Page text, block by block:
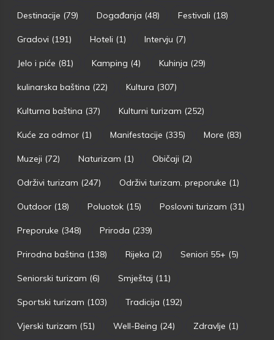
Destinacije (79) Događanja (48) Festivali (18)
Gradovi (191) Hoteli (1) Intervju (7)
Jelo i piće (81) Kamping (4) Kuhinja (29)
kulinarska baština (22) Kultura (307)
Kulturna baština (37) Kulturni turizam (252)
Kuće za odmor (1) Manifestacije (335) More (83)
Muzeji (72) Naturizam (1) Običaji (2)
Održivi turizam (247) Održivi turizam. preporuke (1)
Outdoor (18) Poluotok (15) Poslovni turizam (31)
Preporuke (348) Priroda (239)
Prirodna baština (138) Rijeka (2) Seniori 55+ (5)
Seniorski turizam (6) Smještaj (11)
Sportski turizam (103) Tradicija (192)
Vjerski turizam (51) Well-Being (24) Zdravlje (1)